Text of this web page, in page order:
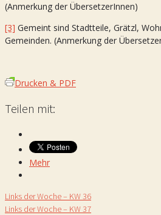
(Anmerkung der ÜbersetzerInnen)
[3] Gemeint sind Stadtteile, Grätzl,
Gemeinden. (Anmerkung der
Drucken & PDF
Teilen mit:
Mehr
Links der Woche – KW 36
Links der Woche – KW 37